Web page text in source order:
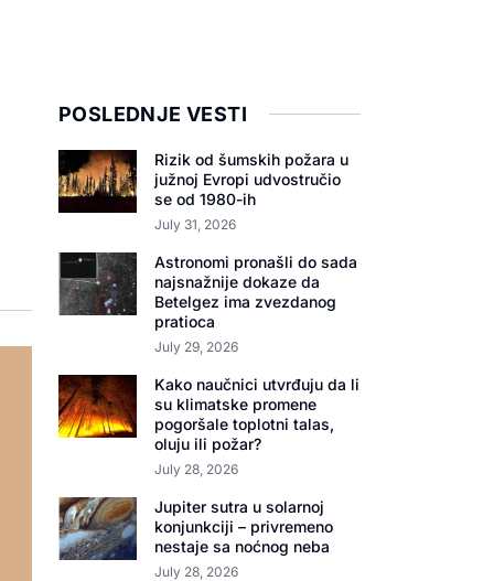
POSLEDNJE VESTI
Rizik od šumskih požara u
južnoj Evropi udvostručio
se od 1980-ih
July 31, 2026
Astronomi pronašli do sada
najsnažnije dokaze da
Betelgez ima zvezdanog
pratioca
July 29, 2026
Kako naučnici utvrđuju da li
su klimatske promene
pogoršale toplotni talas,
oluju ili požar?
July 28, 2026
Jupiter sutra u solarnoj
konjunkciji – privremeno
nestaje sa noćnog neba
July 28, 2026